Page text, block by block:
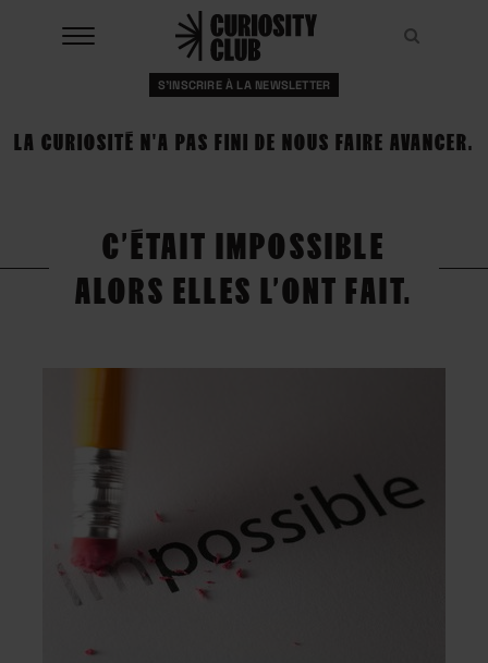
RESSOURCES
À PROPOS
S'INSCRIRE À LA NEWSLETTER
LA CURIOSITÉ N'A PAS FINI DE NOUS FAIRE AVANCER.
C’ÉTAIT IMPOSSIBLE
ALORS ELLES L’ONT FAIT.